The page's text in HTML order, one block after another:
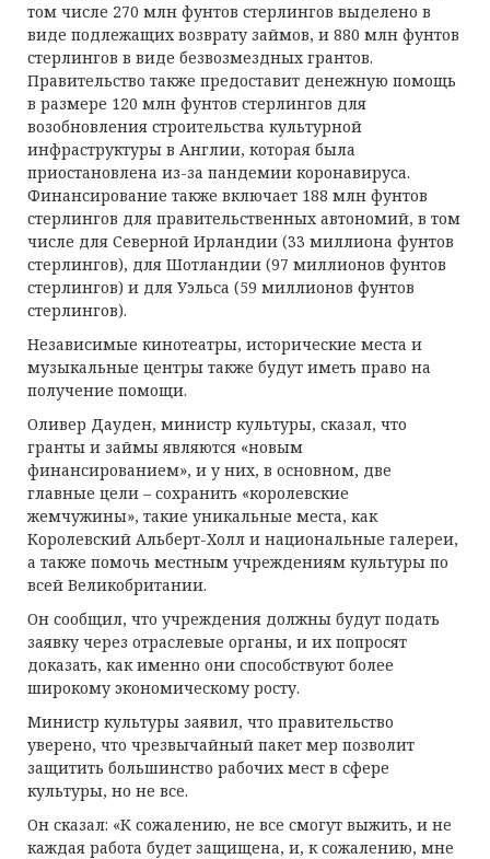
том числе 270 млн фунтов стерлингов выделено в
виде подлежащих возврату займов, и 880 млн фунтов
стерлингов в виде безвозмездных грантов.
Правительство также предоставит денежную помощь
в размере 120 млн фунтов стерлингов для
возобновления строительства культурной
инфраструктуры в Англии, которая была
приостановлена ​​из-за пандемии коронавируса.
Финансирование также включает 188 млн фунтов
стерлингов для правительственных автономий, в том
числе для Северной Ирландии (33 миллиона фунтов
стерлингов), для Шотландии (97 миллионов фунтов
стерлингов) и для Уэльса (59 миллионов фунтов
стерлингов).
Независимые кинотеатры, исторические места и
музыкальные центры также будут иметь право на
получение помощи.
Оливер Дауден, министр культуры, сказал, что
гранты и займы являются «новым
финансированием», и у них, в основном, две
главные цели – сохранить «королевские
жемчужины», такие уникальные места, как
Королевский Альберт-Холл и национальные галереи,
а также помочь местным учреждениям культуры по
всей Великобритании.
Он сообщил, что учреждения должны будут подать
заявку через отраслевые органы, и их попросят
доказать, как именно они способствуют более
широкому экономическому росту.
Министр культуры заявил, что правительство
уверено, что чрезвычайный пакет мер позволит
защитить большинство рабочих мест в сфере
культуры, но не все.
Он сказал: «К сожалению, не все смогут выжить, и не
каждая работа будет защищена, и, к сожалению, мне